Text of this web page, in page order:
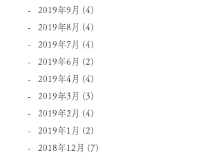
2019年9月 (4)
2019年8月 (4)
2019年7月 (4)
2019年6月 (2)
2019年4月 (4)
2019年3月 (3)
2019年2月 (4)
2019年1月 (2)
2018年12月 (7)